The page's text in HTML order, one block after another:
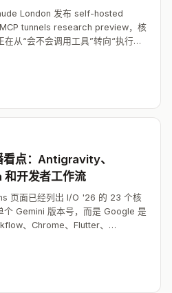
London 发布 self-hosted
tunnels research preview，核
从“会不会调用工具”转向“执行环
控”
点：Antigravity、
开发者工作流
页面已经列出 I/O '26 的 23 个核
个 Gemini 版本号，而是 Google 是
、Chrome、Flutter、
成一套开发者平台